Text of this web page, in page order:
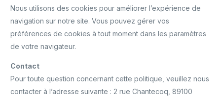
Nous utilisons des cookies pour améliorer l’expérience de
navigation sur notre site. Vous pouvez gérer vos
préférences de cookies à tout moment dans les paramètres
de votre navigateur.
Contact
Pour toute question concernant cette politique, veuillez nous
contacter à l’adresse suivante : 2 rue Chantecoq, 89100